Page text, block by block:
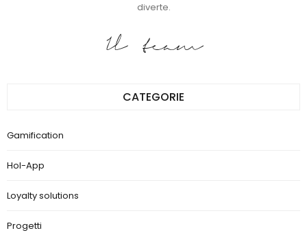
diverte.
Il team
CATEGORIE
Gamification
Hol-App
Loyalty solutions
Progetti